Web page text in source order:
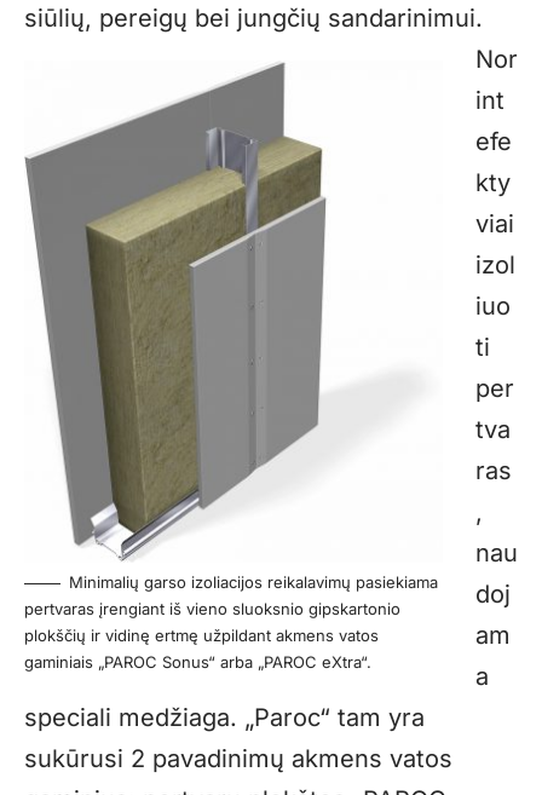
siūlių, pereigų bei jungčių sandarinimui.
Minimalių garso izoliacijos reikalavimų pasiekiama
pertvaras įrengiant iš vieno sluoksnio gipskartonio
plokščių ir vidinę ertmę užpildant akmens vatos
gaminiais „PAROC Sonus“ arba „PAROC eXtra“.
Nor
int
efe
kty
viai
izol
iuo
ti
per
tva
ras
,
nau
doj
am
a
speciali medžiaga. „Paroc“ tam yra
sukūrusi 2 pavadinimų akmens vatos